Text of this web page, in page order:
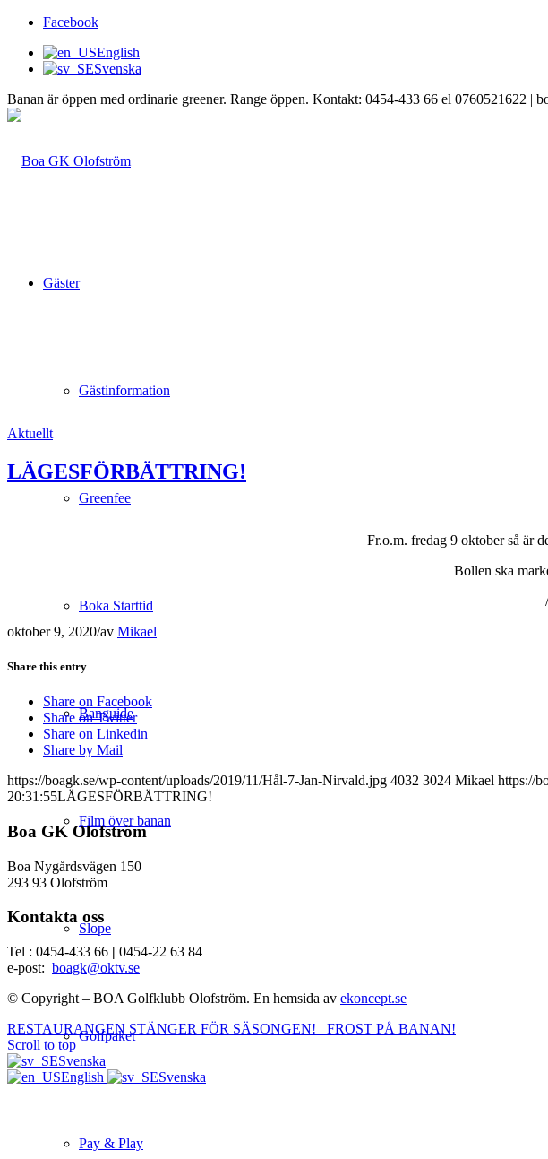
Facebook
English
Svenska
Banan är öppen med ordinarie greener. Range öppen. Kontakt: 0454-433 66 el 0760521622 |
Gäster
Gästinformation
Greenfee
Boka Starttid
Banguide
Film över banan
Slope
Golfpaket
Pay & Play
Aktuellt
LÄGESFÖRBÄTTRING!
Fr.o.m. fredag 9 oktober så är
Bollen ska
oktober 9, 2020/av Mikael
Share this entry
Share on Facebook
Share on Twitter
Share on Linkedin
Share by Mail
https://boagk.se/wp-content/uploads/2019/11/Hål-7-Jan-Nirvald.jpg 4032 3024 Mikael https://
20:31:55LÄGESFÖRBÄTTRING!
Boa GK Olofström
Boa Nygårdsvägen 150
293 93 Olofström
Kontakta oss
Tel : 0454-433 66 | 0454-22 63 84
e-post: boagk@oktv.se
© Copyright – BOA Golfklubb Olofström. En hemsida av ekoncept.se
RESTAURANGEN STÄNGER FÖR SÄSONGEN!
FROST PÅ BANAN!
Scroll to top
Svenska
English
Svenska